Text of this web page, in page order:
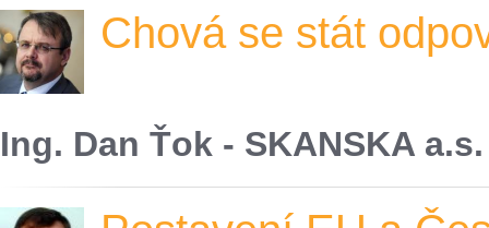
Chová se stát
Ing. Dan Ťok - SKANSKA a.s.